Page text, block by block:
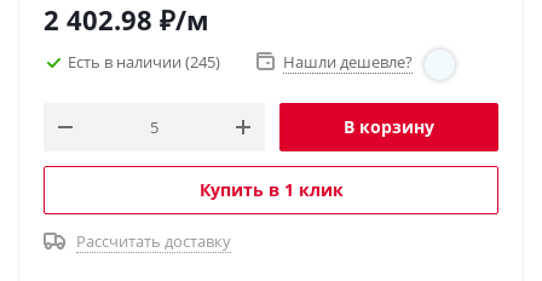
2 402.98 ₽/м
Есть в наличии (245) Нашли дешевле?
В корзину
Купить в 1 клик
Рассчитать доставку